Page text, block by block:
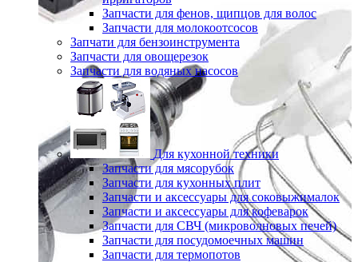
Запчасти для фенов, щипцов для волос
Запчасти для молокоотсосов
Запчати для бензоинструмента
Запчасти для овощерезок
Запчасти для водяных насосов
Для кухонной техники
Запчасти для мясорубок
Запчасти для кухонных плит
Запчасти и аксессуары для соковыжималок
Запчасти и аксессуары для кофеварок
Запчасти для СВЧ (микроволновых печей)
Запчасти для посудомоечных машин
Запчасти для термопотов